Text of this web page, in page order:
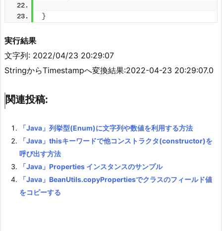
}
実行結果
文字列: 2022/04/23 20:29:07
StringからTimestampへ変換結果:2022-04-23 20:29:07.0
関連投稿:
「Java」列挙型(Enum)に文字列や数値を利用する方法
「Java」thisキーワードで他コンストラクタ(constructor)を
呼び出す方法
「Java」Properties インスタンスのサンプル
「Java」BeanUtils.copyPropertiesでクラスのフィールド値
をコピーする